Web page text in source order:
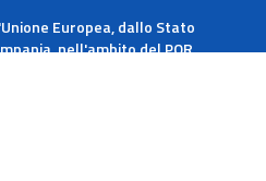
Europea, dallo Stato
nell'ambito del POR